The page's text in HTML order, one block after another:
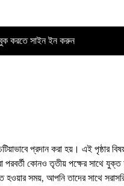
করতে সাইন ইন করুন
প্রদান করা হয়। এই পৃষ্ঠার
পরবর্তী কোনও তৃতীয় পক্ষের সাথে
সময়, আপনি তাদের সাথে